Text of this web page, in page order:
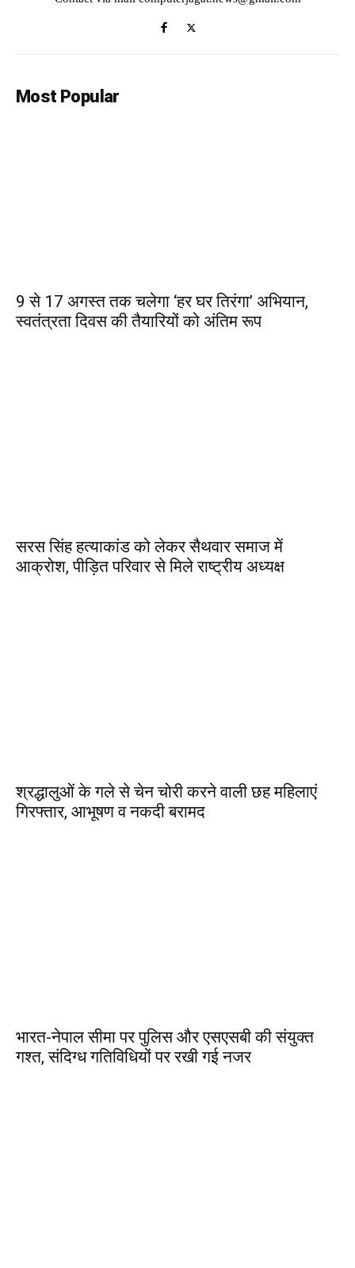
Most Popular
9 से 17 अगस्त तक चलेगा ‘हर घर तिरंगा’ अभियान,
स्वतंत्रता दिवस की तैयारियों को अंतिम रूप
सरस सिंह हत्याकांड को लेकर सैथवार समाज में
आक्रोश, पीड़ित परिवार से मिले राष्ट्रीय अध्यक्ष
श्रद्धालुओं के गले से चेन चोरी करने वाली छह महिलाएं
गिरफ्तार, आभूषण व नकदी बरामद
भारत-नेपाल सीमा पर पुलिस और एसएसबी की संयुक्त
गश्त, संदिग्ध गतिविधियों पर रखी गई नजर